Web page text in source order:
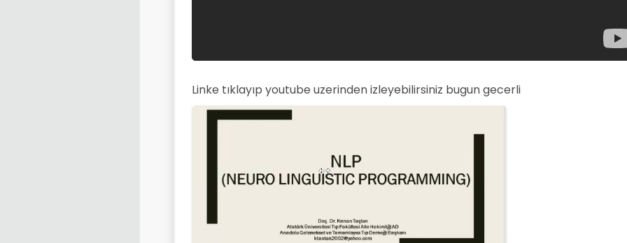
Linke tıklayıp youtube uzerinden izleyebilirsiniz bugun gecerli